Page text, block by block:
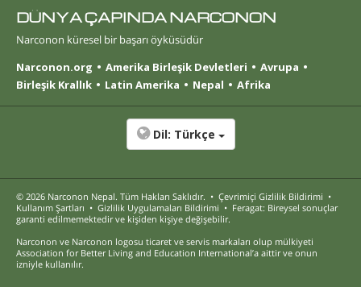
DÜNYA ÇAPINDA NARCONON
Narconon küresel bir başarı öyküsüdür
Narconon.org
Amerika Birleşik Devletleri
Avrupa
Birleşik Krallık
Latin Amerika Nepal Afrika
Dil: Türkçe
© 2026 Narconon Nepal. Tüm Hakları Saklıdır. • Çevrimiçi Gizlilik Bildirimi •
Kullanım Şartları • Gizlilik Uygulamaları Bildirimi • Feragat: Bireysel sonuçlar
garanti edilmemektedir ve kişiden kişiye değişebilir.
Narconon ve Narconon logosu ticaret ve servis markaları olup mülkiyeti
Association for Better Living and Education International’a aittir ve onun
izniyle kullanılır.